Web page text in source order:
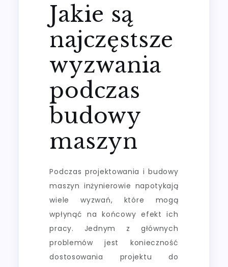
Jakie są
najczęstsze
wyzwania
podczas
budowy
maszyn
Podczas projektowania i budowy
maszyn inżynierowie napotykają
wiele wyzwań, które mogą
wpłynąć na końcowy efekt ich
pracy. Jednym z głównych
problemów jest konieczność
dostosowania projektu do